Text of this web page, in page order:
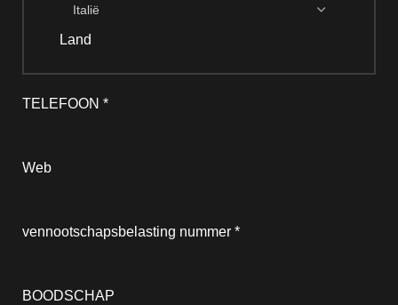
Land
TELEFOON *
Web
vennootschapsbelasting nummer *
BOODSCHAP